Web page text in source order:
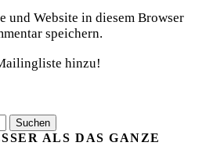
und Website in diesem Browser
speichern.
hinzu!
ALS DAS GANZE